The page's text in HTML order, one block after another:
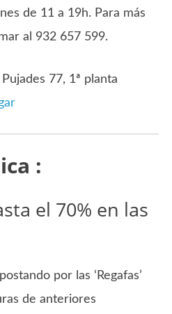
de 11 a 19h. Para más
al 932 657 599.
77, 1ª planta
:
el 70% en las
por las ‘Regafas’
de anteriores